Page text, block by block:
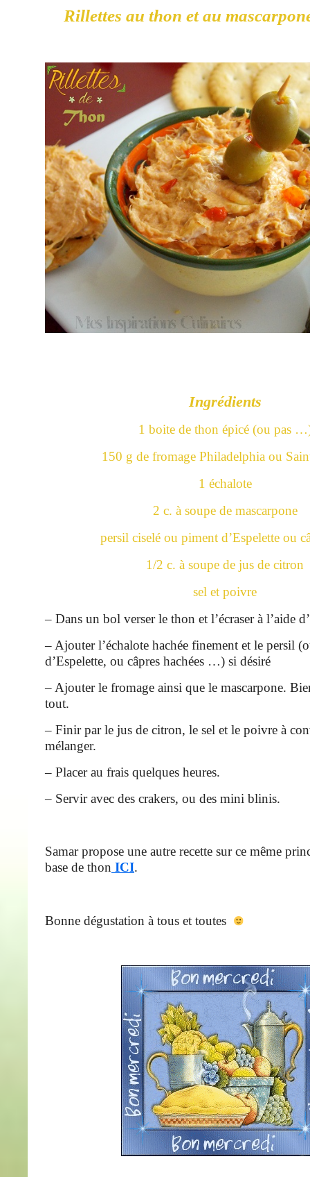
Rillettes au thon et au
Ingrédients
1 boite de thon épicé (ou pas
150 g de fromage Philadelphia ou
1 échalote
2 c. à soupe de mascarpone
persil ciselé ou piment d’Espelette ou
1/2 c. à soupe de jus de citron
sel et poivre
– Dans un bol verser le thon et l’écraser à l’aide
– Ajouter l’échalote hachée finement et le persil
d’Espelette, ou câpres hachées …) si désiré
– Ajouter le fromage ainsi que le mascarpone.
tout.
– Finir par le jus de citron, le sel et le poivre à
mélanger.
– Placer au frais quelques heures.
– Servir avec des crakers, ou des mini blinis.
Samar propose une autre recette sur ce même
base de thon ICI.
Bonne dégustation à tous et toutes